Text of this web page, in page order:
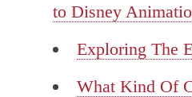
to Disney
Exploring The
What Kind Of